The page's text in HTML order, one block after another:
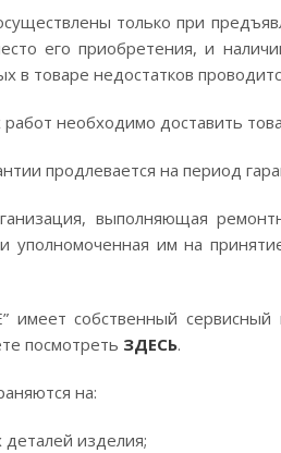
только при
его приобретения, и
в товаре недостатков
необходимо доставить
продлевается на период
выполняющая
уполномоченная им на
собственный
посмотреть ЗДЕСЬ.
на:
изделия;